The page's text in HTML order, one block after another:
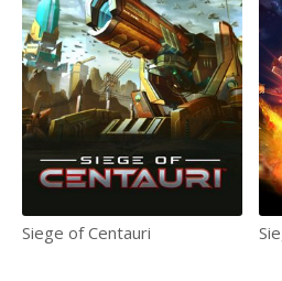
Siege of Centauri